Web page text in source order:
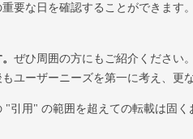
要な日を確認することができます
ぜひ周囲の方にもご紹介ください
ーザーニーズを第一に考え、更
用" の範囲を超えての転載は固く